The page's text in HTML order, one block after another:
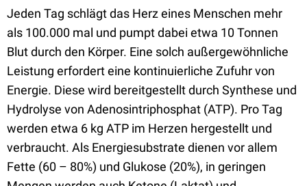
Jeden Tag schlägt das Herz eines Menschen mehr
als 100.000 mal und pumpt dabei etwa 10 Tonnen
Blut durch den Körper. Eine solch außergewöhnliche
Leistung erfordert eine kontinuierliche Zufuhr von
Energie. Diese wird bereitgestellt durch Synthese und
Hydrolyse von Adenosintriphosphat (ATP). Pro Tag
werden etwa 6 kg ATP im Herzen hergestellt und
verbraucht. Als Energiesubstrate dienen vor allem
Fette (60 – 80%) und Glukose (20%), in geringen